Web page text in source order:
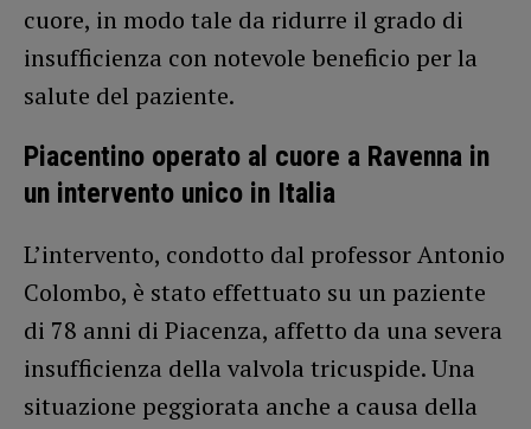
cuore, in modo tale da ridurre il grado di
insufficienza con notevole beneficio per la
salute del paziente.
Piacentino operato al cuore a Ravenna in
un intervento unico in Italia
L’intervento, condotto dal professor Antonio
Colombo, è stato effettuato su un paziente
di 78 anni di Piacenza, affetto da una severa
insufficienza della valvola tricuspide. Una
situazione peggiorata anche a causa della